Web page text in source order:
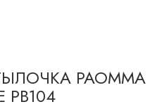
PAOMMA
PB104